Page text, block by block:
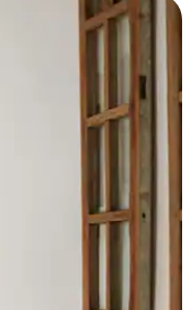
door te tikken of swipen.